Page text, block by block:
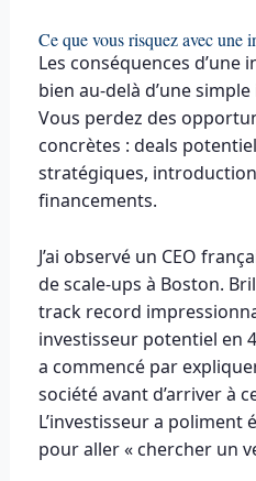
Ce que vous risquez avec une
Les conséquences
bien au-delà d’une
Vous perdez des
concrètes : deals
stratégiques,
financements.
J’ai observé un CEO
de scale-ups à Boston.
track record
investisseur potentiel en
a commencé par
société avant d’arriver à
L’investisseur a poliment
pour aller « chercher un